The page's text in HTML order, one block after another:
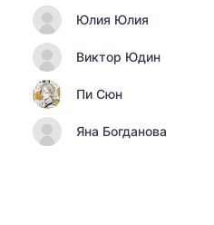
Юлия Юлия
Виктор Юдин
Пи Сюн
Яна Богданова